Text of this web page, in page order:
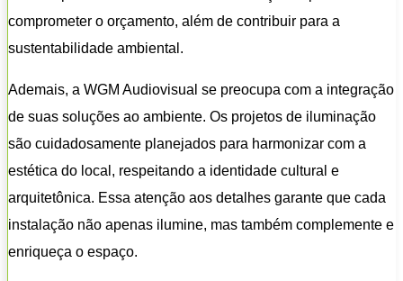
comprometer o orçamento, além de contribuir para a
sustentabilidade ambiental.
Ademais, a WGM Audiovisual se preocupa com a integração
de suas soluções ao ambiente. Os projetos de iluminação
são cuidadosamente planejados para harmonizar com a
estética do local, respeitando a identidade cultural e
arquitetônica. Essa atenção aos detalhes garante que cada
instalação não apenas ilumine, mas também complemente e
enriqueça o espaço.